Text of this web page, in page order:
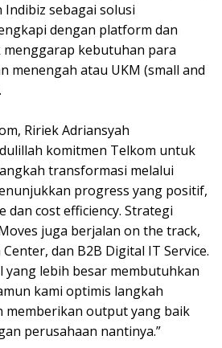
sebagai solusi
dengan platform dan
kebutuhan para
menengah atau UKM (small and
Ririek Adriansyah
komitmen Telkom untuk
transformasi melalui
progress yang positif,
dan cost efficiency. Strategi
juga berjalan on the track,
dan B2B Digital IT Service.
lebih besar membutuhkan
kami optimis langkah
memberikan output yang baik
perusahaan nantinya.”